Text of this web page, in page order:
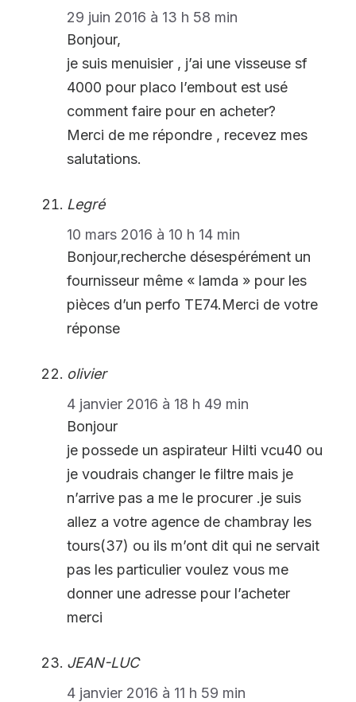
29 juin 2016 à 13 h 58 min
Bonjour,
je suis menuisier , j’ai une visseuse sf
4000 pour placo l’embout est usé
comment faire pour en acheter?
Merci de me répondre , recevez mes
salutations.
Legré
10 mars 2016 à 10 h 14 min
Bonjour,recherche désespérément un
fournisseur même « lamda » pour les
pièces d’un perfo TE74.Merci de votre
réponse
olivier
4 janvier 2016 à 18 h 49 min
Bonjour
je possede un aspirateur Hilti vcu40 ou
je voudrais changer le filtre mais je
n’arrive pas a me le procurer .je suis
allez a votre agence de chambray les
tours(37) ou ils m’ont dit qui ne servait
pas les particulier voulez vous me
donner une adresse pour l’acheter
merci
JEAN-LUC
4 janvier 2016 à 11 h 59 min